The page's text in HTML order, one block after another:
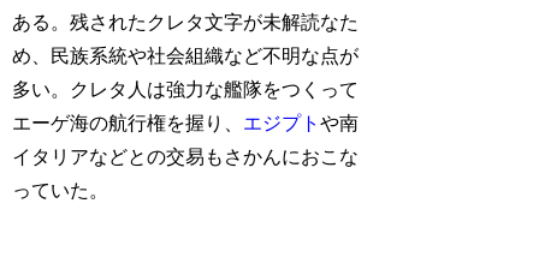
ある。残されたクレタ文字が未解読なた
め、民族系統や社会組織など不明な点が
多い。クレタ人は強力な艦隊をつくって
エーゲ海の航行権を握り、 エジプトや南
イタリアなどとの交易もさかんにおこな
っていた。